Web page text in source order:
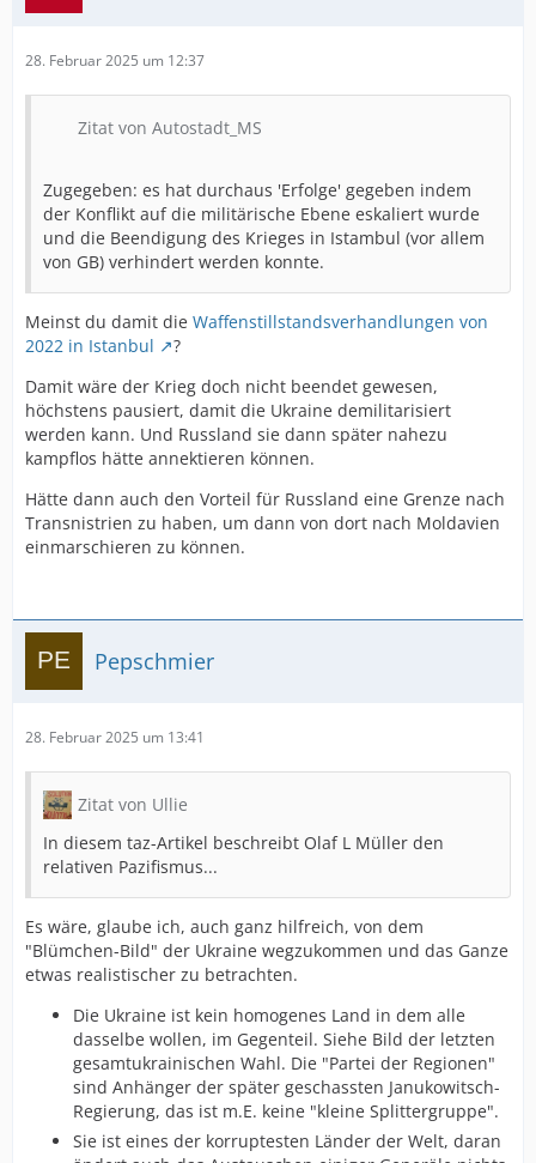
28. Februar 2025 um 12:37
Zitat von Autostadt_MS
Zugegeben: es hat durchaus 'Erfolge' gegeben indem
der Konflikt auf die militärische Ebene eskaliert wurde
und die Beendigung des Krieges in Istambul (vor allem
von GB) verhindert werden konnte.
Meinst du damit die Waffenstillstandsverhandlungen von
2022 in Istanbul
?
Damit wäre der Krieg doch nicht beendet gewesen,
höchstens pausiert, damit die Ukraine demilitarisiert
werden kann. Und Russland sie dann später nahezu
kampflos hätte annektieren können.
Hätte dann auch den Vorteil für Russland eine Grenze nach
Transnistrien zu haben, um dann von dort nach Moldavien
einmarschieren zu können.
Pepschmier
28. Februar 2025 um 13:41
Zitat von Ullie
In diesem taz-Artikel beschreibt Olaf L Müller den
relativen Pazifismus...
Es wäre, glaube ich, auch ganz hilfreich, von dem
"Blümchen-Bild" der Ukraine wegzukommen und das Ganze
etwas realistischer zu betrachten.
Die Ukraine ist kein homogenes Land in dem alle
dasselbe wollen, im Gegenteil. Siehe Bild der letzten
gesamtukrainischen Wahl. Die "Partei der Regionen"
sind Anhänger der später geschassten Janukowitsch-
Regierung, das ist m.E. keine "kleine Splittergruppe".
Sie ist eines der korruptesten Länder der Welt, daran